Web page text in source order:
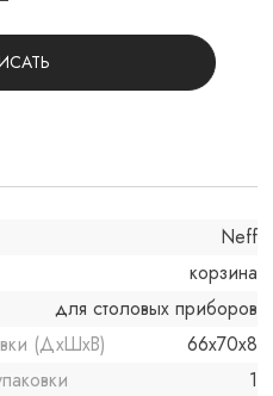
Neff
корзина
для столовых приборов
(ДхШхВ)
66x70x8
1